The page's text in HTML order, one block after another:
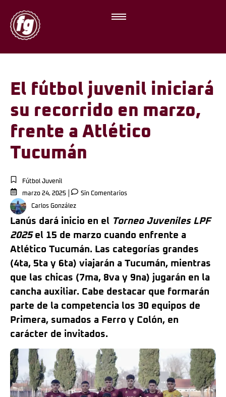
El fútbol juvenil iniciará
su recorrido en marzo,
frente a Atlético
Tucumán
Fútbol Juvenil
marzo 24, 2025
Sin Comentarios
Carlos González
Lanús dará inicio en el Torneo Juveniles LPF
2025el 15 de marzo cuando enfrente a
Atlético Tucumán. Las categorías grandes
(4ta, 5ta y 6ta) viajarán a Tucumán, mientras
que las chicas (7ma, 8va y 9na) jugarán en la
cancha auxiliar. Cabe destacar que formarán
parte de la competencia los 30 equipos de
Primera, sumados a Ferro y Colón, en
carácter de invitados.